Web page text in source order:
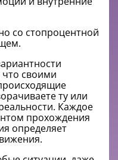
со стопроцентной
своими
ту или
Каждое
прохождения
определяет